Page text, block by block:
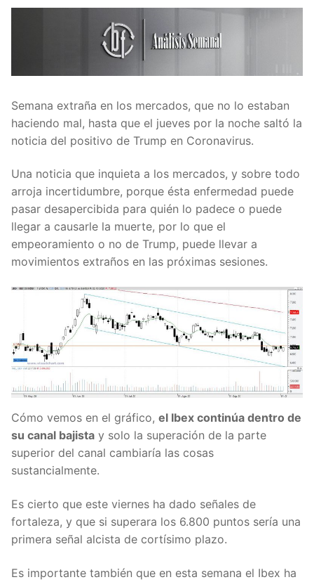
Semana extraña en los mercados, que no lo estaban
haciendo mal, hasta que el jueves por la noche saltó la
noticia del positivo de Trump en Coronavirus.
Una noticia que inquieta a los mercados, y sobre todo
arroja incertidumbre, porque ésta enfermedad puede
pasar desapercibida para quién lo padece o puede
llegar a causarle la muerte, por lo que el
empeoramiento o no de Trump, puede llevar a
movimientos extraños en las próximas sesiones.
Cómo vemos en el gráfico, el Ibex continúa dentro de
su canal bajista y solo la superación de la parte
superior del canal cambiaría las cosas
sustancialmente.
Es cierto que este viernes ha dado señales de
fortaleza, y que si superara los 6.800 puntos sería una
primera señal alcista de cortísimo plazo.
Es importante también que en esta semana el Ibex ha